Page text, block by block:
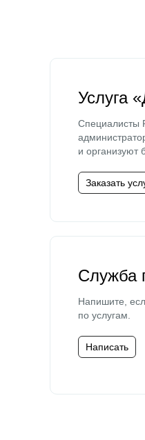
Услуга
Специалисты
и организуют
Заказать
Служба
Напишите,
по услугам.
Написать